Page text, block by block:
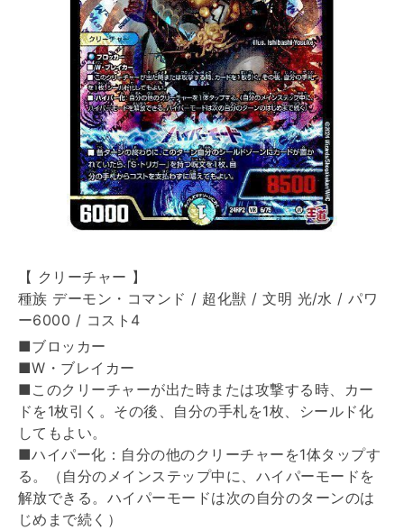
【 クリーチャー 】
種族 デーモン・コマンド / 超化獣 / 文明 光/水 / パワ
ー6000 / コスト4
■ブロッカー
■W・ブレイカー
■このクリーチャーが出た時または攻撃する時、カー
ドを1枚引く。その後、自分の手札を1枚、シールド化
してもよい。
■ハイパー化：自分の他のクリーチャーを1体タップす
る。（自分のメインステップ中に、ハイパーモードを
解放できる。ハイパーモードは次の自分のターンのは
じめまで続く）